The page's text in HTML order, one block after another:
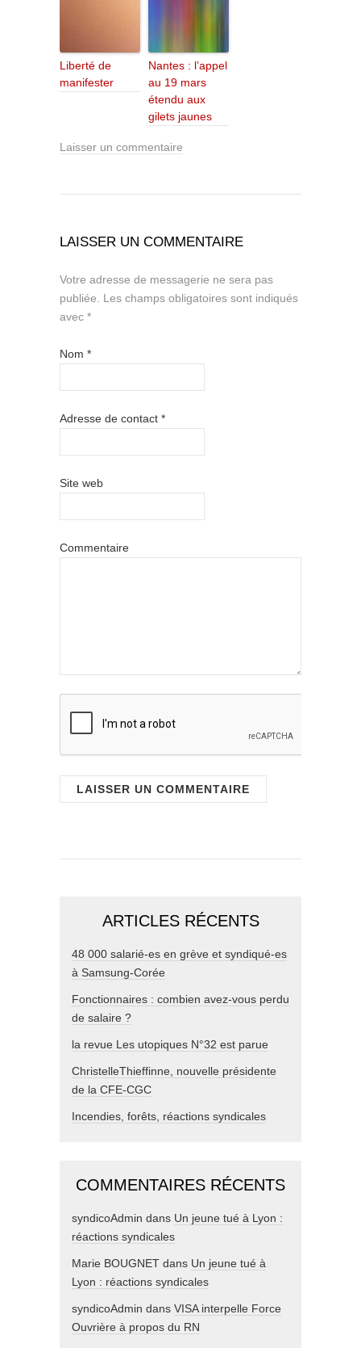
Liberté de
manifester
Nantes : l’appel
au 19 mars
étendu aux
gilets jaunes
Laisser un commentaire
LAISSER UN COMMENTAIRE
Votre adresse de messagerie ne sera pas
publiée. Les champs obligatoires sont indiqués
avec *
Nom *
Adresse de contact *
Site web
Commentaire
ARTICLES RÉCENTS
48 000 salarié-es en grève et syndiqué-es
à Samsung-Corée
Fonctionnaires : combien avez-vous perdu
de salaire ?
la revue Les utopiques N°32 est parue
ChristelleThieffinne, nouvelle présidente
de la CFE-CGC
Incendies, forêts, réactions syndicales
COMMENTAIRES RÉCENTS
syndicoAdmin dans Un jeune tué à Lyon :
réactions syndicales
Marie BOUGNET dans Un jeune tué à
Lyon : réactions syndicales
syndicoAdmin dans VISA interpelle Force
Ouvrière à propos du RN